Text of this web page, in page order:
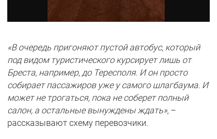
«В очередь пригоняют пустой автобус, который
под видом туристического курсирует лишь от
Бреста, например, до Тересполя. И он просто
собирает пассажиров уже у самого шлагбаума. И
может не трогаться, пока не соберет полный
салон, а остальные вынуждены ждать», –
рассказывают схему перевозчики.